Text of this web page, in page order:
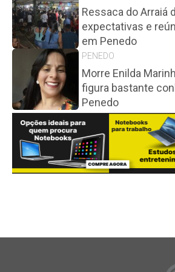
Ressaca do Arraiá
expectativas e
em Penedo
PENEDO
Morre Enilda
figura bastante
Penedo